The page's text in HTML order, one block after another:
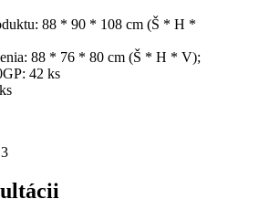
88 * 90 * 108 cm (Š * H *
88 * 76 * 80 cm (Š * H * V);
42 ks